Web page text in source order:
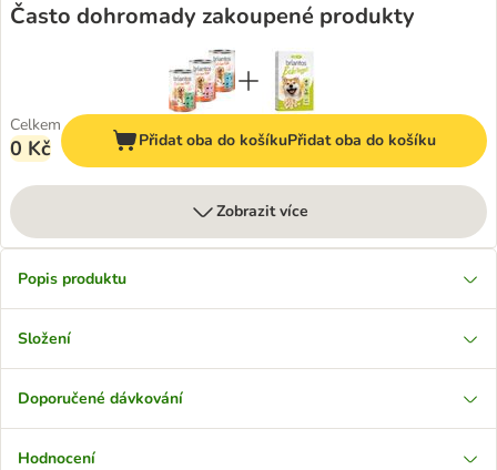
Často dohromady zakoupené produkty
Celkem
0 Kč Přidat oba do košíkuPřidat oba do košíku
Zobrazit více
Popis produktu
Složení
Doporučené dávkování
Hodnocení